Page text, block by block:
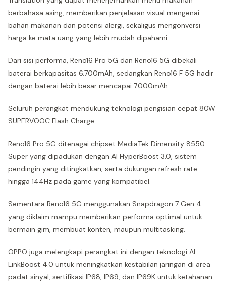
berbahasa asing, memberikan penjelasan visual mengenai
bahan makanan dan potensi alergi, sekaligus mengonversi
harga ke mata uang yang lebih mudah dipahami.
Dari sisi performa, Reno16 Pro 5G dan Reno16 5G dibekali
baterai berkapasitas 6.700mAh, sedangkan Reno16 F 5G hadir
dengan baterai lebih besar mencapai 7.000mAh.
Seluruh perangkat mendukung teknologi pengisian cepat 80W
SUPERVOOC Flash Charge.
Reno16 Pro 5G ditenagai chipset MediaTek Dimensity 8550
Super yang dipadukan dengan AI HyperBoost 3.0, sistem
pendingin yang ditingkatkan, serta dukungan refresh rate
hingga 144Hz pada game yang kompatibel.
Sementara Reno16 5G menggunakan Snapdragon 7 Gen 4
yang diklaim mampu memberikan performa optimal untuk
bermain gim, membuat konten, maupun multitasking.
OPPO juga melengkapi perangkat ini dengan teknologi AI
LinkBoost 4.0 untuk meningkatkan kestabilan jaringan di area
padat sinyal, sertifikasi IP68, IP69, dan IP69K untuk ketahanan